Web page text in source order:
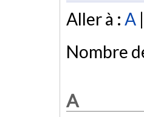
Aller à : A |
Nombre
A